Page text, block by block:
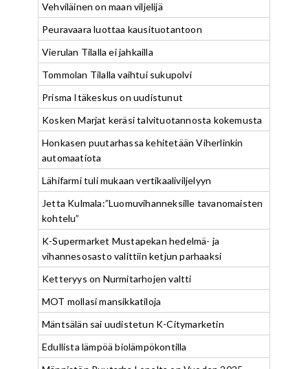
Vehviläinen on maan viljelijä
Peuravaara luottaa kausituotantoon
Vierulan Tilalla ei jahkailla
Tommolan Tilalla vaihtui sukupolvi
Prisma Itäkeskus on uudistunut
Kosken Marjat keräsi talvituotannosta kokemusta
Honkasen puutarhassa kehitetään Viherlinkin
automaatiota
Lähifarmi tuli mukaan vertikaaliviljelyyn
Jetta Kulmala:”Luomuvihanneksille tavanomaisten
kohtelu”
K-Supermarket Mustapekan hedelmä- ja
vihannesosasto valittiin ketjun parhaaksi
Ketteryys on Nurmitarhojen valtti
MOT mollasi mansikkatiloja
Mäntsälän sai uudistetun K-Citymarketin
Edullista lämpöä biolämpökontilla